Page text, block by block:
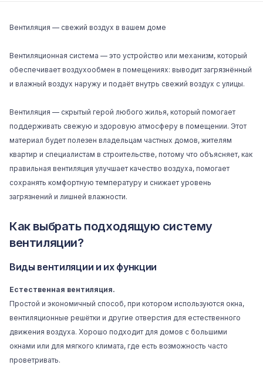
Вентиляция — свежий воздух в вашем доме
Вентиляционная система — это устройство или механизм, который
обеспечивает воздухообмен в помещениях: выводит загрязнённый
и влажный воздух наружу и подаёт внутрь свежий воздух с улицы.
Вентиляция — скрытый герой любого жилья, который помогает
поддерживать свежую и здоровую атмосферу в помещении. Этот
материал будет полезен владельцам частных домов, жителям
квартир и специалистам в строительстве, потому что объясняет, как
правильная вентиляция улучшает качество воздуха, помогает
сохранять комфортную температуру и снижает уровень
загрязнений и лишней влажности.
Как выбрать подходящую систему
вентиляции?
Виды вентиляции и их функции
Естественная вентиляция.
Простой и экономичный способ, при котором используются окна,
вентиляционные решётки и другие отверстия для естественного
движения воздуха. Хорошо подходит для домов с большими
окнами или для мягкого климата, где есть возможность часто
проветривать.